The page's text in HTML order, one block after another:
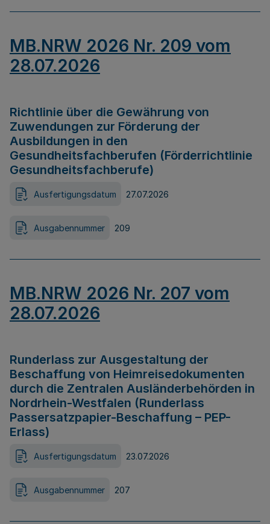
MB.NRW 2026 Nr. 209 vom
28.07.2026
Richtlinie über die Gewährung von
Zuwendungen zur Förderung der
Ausbildungen in den
Gesundheitsfachberufen (Förderrichtlinie
Gesundheitsfachberufe)
Ausfertigungsdatum 27.07.2026
Ausgabennummer 209
MB.NRW 2026 Nr. 207 vom
28.07.2026
Runderlass zur Ausgestaltung der
Beschaffung von Heimreisedokumenten
durch die Zentralen Ausländerbehörden in
Nordrhein-Westfalen (Runderlass
Passersatzpapier-Beschaffung – PEP-
Erlass)
Ausfertigungsdatum 23.07.2026
Ausgabennummer 207